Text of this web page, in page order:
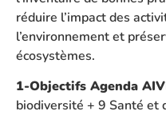
réduire l’impact des
l’environnement et
écosystèmes.
1-Objectifs Agenda
biodiversité + 9 Santé et